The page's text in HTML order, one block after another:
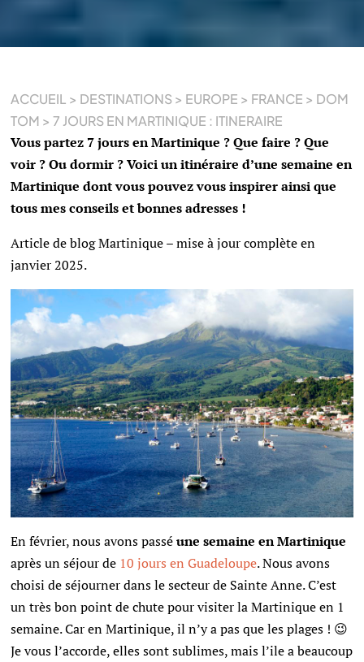
ACCUEIL > DESTINATIONS> EUROPE > FRANCE > DOM
TOM >7 JOURS EN MARTINIQUE : ITINERAIRE
Vous partez 7 jours en Martinique ? Que faire ? Que
voir ? Ou dormir ? Voici un itinéraire d’une semaine en
Martinique dont vous pouvez vous inspirer ainsi que
tous mes conseils et bonnes adresses !
Article de blog Martinique – mise à jour complète en
janvier 2025.
En février, nous avons passéune semaine en Martinique
après un séjour de 10 jours en Guadeloupe. Nous avons
choisi de séjourner dans le secteur de Sainte Anne. C’est
un très bon point de chute pour visiter la Martinique en 1
semaine. Car en Martinique, il n’y a pas que les plages ! 😉
Je vous l’accorde, elles sont sublimes, mais l’ile a beaucoup